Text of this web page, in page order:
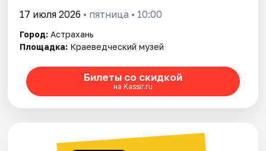
Артисты
Рейтинги
17 июля 2026 • пятница • 10:00
Город: Астрахань
Площадка: Краеведческий музей
Билеты со скидкой
на Kassir.ru